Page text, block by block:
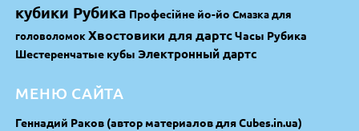
кубики Рубика Професійне йо-йо Смазка для
головоломокХвостовики для дартсЧасы Рубика
Шестеренчатые кубы Электронный дартс
МЕНЮ САЙТА
Геннадий Раков (автор материалов для Cubes.in.ua)